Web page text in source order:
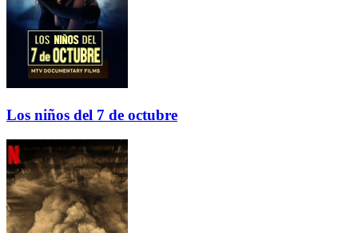
Los niños del 7 de octubre